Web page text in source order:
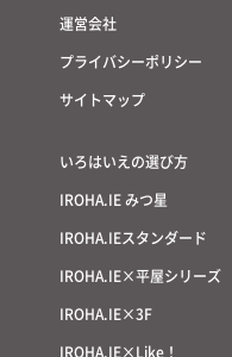
運営会社
プライバシーポリシー
サイトマップ
いろはいえの選び方
IROHA.IE みつ星
IROHA.IEスタンダード
IROHA.IE×平屋シリーズ
IROHA.IE×3F
IROHA.IE×Like！